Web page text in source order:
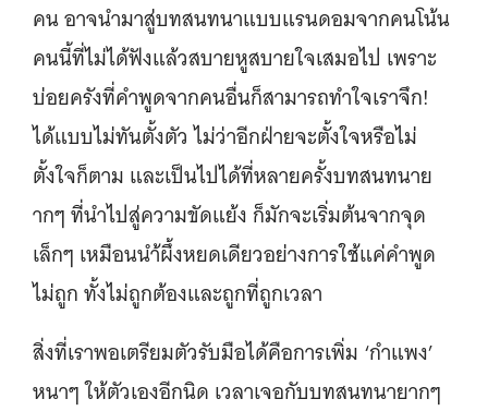
คน อาจนำมาสู่บทสนทนาแบบแรนดอมจากคนโน้น
คนนี้ที่ไม่ได้ฟังแล้วสบายหูสบายใจเสมอไป เพราะ
บ่อยครังที่คำพูดจากคนอื่นก็สามารถทำใจเราจึก!
ได้แบบไม่ทันตั้งตัว ไม่ว่าอีกฝ่ายจะตั้งใจหรือไม่
ตั้งใจก็ตาม และเป็นไปได้ที่หลายครั้งบทสนทนาย
ากๆ ที่นำไปสู่ความขัดแย้ง ก็มักจะเริ่มต้นจากจุด
เล็กๆ เหมือนนำ้ผึ้งหยดเดียวอย่างการใช้แค่คำพูด
ไม่ถูก ทั้งไม่ถูกต้องและถูกที่ถูกเวลา
สิ่งที่เราพอเตรียมตัวรับมือได้คือการเพิ่ม ‘กำแพง’
หนาๆ ให้ตัวเองอีกนิด เวลาเจอกับบทสนทนายากๆ